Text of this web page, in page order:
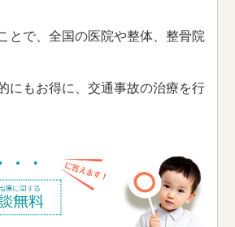
とで、全国の医院や整体、整骨院
にもお得に、交通事故の治療を行